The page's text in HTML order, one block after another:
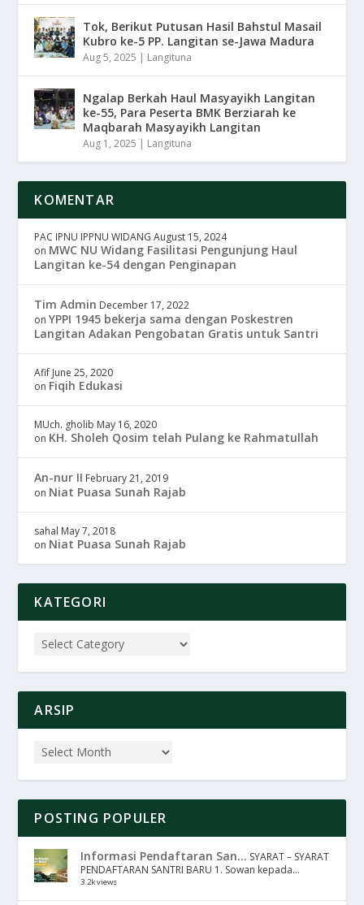
Tok, Berikut Putusan Hasil Bahstul Masail
Kubro ke-5 PP. Langitan se-Jawa Madura
Aug 5, 2025 | Langituna
Ngalap Berkah Haul Masyayikh Langitan
ke-55, Para Peserta BMK Berziarah ke
Maqbarah Masyayikh Langitan
Aug 1, 2025 | Langituna
KOMENTAR
PAC IPNU IPPNU WIDANG August 15, 2024
on MWC NU Widang Fasilitasi Pengunjung Haul
Langitan ke-54 dengan Penginapan
Tim Admin December 17, 2022
onYPPI 1945 bekerja sama dengan Poskestren
Langitan Adakan Pengobatan Gratis untuk Santri
Afif June 25, 2020
on Fiqih Edukasi
MUch. gholib May 16, 2020
on KH. Sholeh Qosim telah Pulang ke Rahmatullah
An-nur II February 21, 2019
on Niat Puasa Sunah Rajab
sahal May 7, 2018
on Niat Puasa Sunah Rajab
KATEGORI
ARSIP
POSTING POPULER
Informasi Pendaftaran San... SYARAT – SYARAT
PENDAFTARAN SANTRI BARU 1. Sowan kepada...
3.2k views